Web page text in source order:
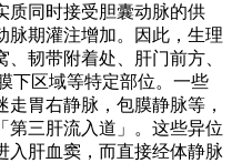
质同时接受胆囊动脉的供
脉期灌注增加。因此，生理
韧带附着处、肝门前方、
下区域等特定部位。一些
胃右静脉，包膜静脉等，
第三肝流入道」。这些异位
入肝血窦，而直接经体静脉